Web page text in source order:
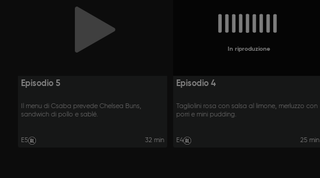
Episodio 5
Il menu di Csaba prevede Chelsea Buns,
sandwich di pollo e sablé.
E5 32 min
In riproduzione
Episodio 4
Tagliolini rosa con salsa al limone, merluzzo con
porri e mini pudding.
E4 25 min